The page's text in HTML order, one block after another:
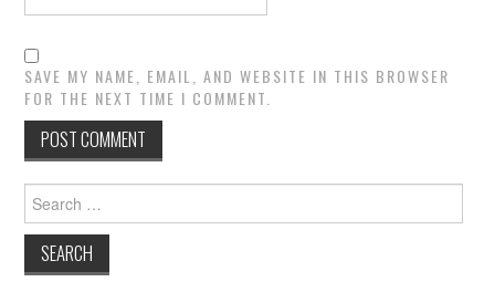
SAVE MY NAME, EMAIL, AND WEBSITE IN THIS BROWSER
FOR THE NEXT TIME I COMMENT.
for: